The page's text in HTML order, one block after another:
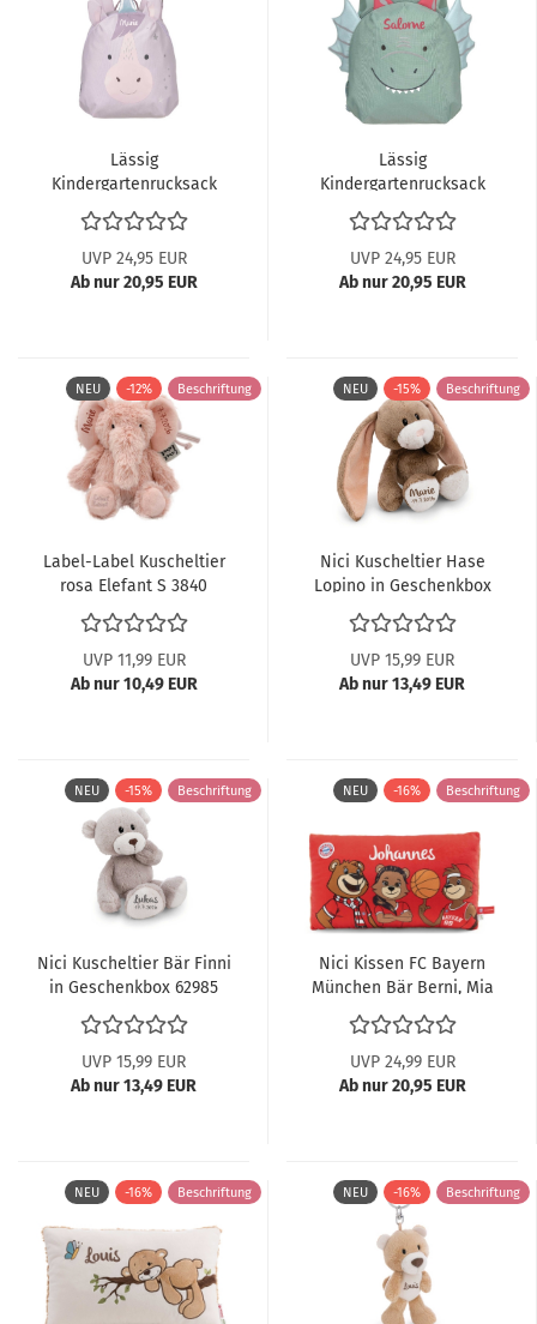
Lässig
Kindergartenrucksack
Einhorn
UVP 24,95 EUR
Ab nur 20,95 EUR
Lässig
Kindergartenrucksack
Drachen
UVP 24,95 EUR
Ab nur 20,95 EUR
NEU -12% Beschriftung
Label-Label Kuscheltier
rosa Elefant S 3840
UVP 11,99 EUR
Ab nur 10,49 EUR
NEU -15% Beschriftung
Nici Kuscheltier Hase
Lopino in Geschenkbox
62984
UVP 15,99 EUR
Ab nur 13,49 EUR
NEU -15% Beschriftung
Nici Kuscheltier Bär Finni
in Geschenkbox 62985
UVP 15,99 EUR
Ab nur 13,49 EUR
NEU -16% Beschriftung
Nici Kissen FC Bayern
München Bär Berni, Mia
& Ben...
UVP 24,99 EUR
Ab nur 20,95 EUR
NEU -16% Beschriftung NEU -16% Beschriftung